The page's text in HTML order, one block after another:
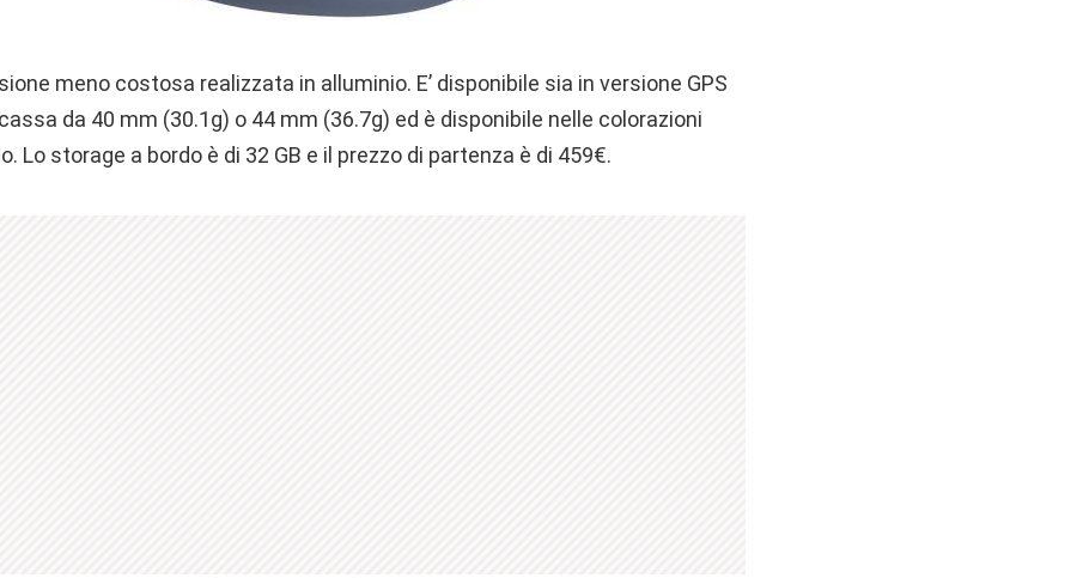
meno costosa realizzata in alluminio. E’ disponibile sia in versione GPS
da 40 mm (30.1g) o 44 mm (36.7g) ed è disponibile nelle colorazioni
Lo storage a bordo è di 32 GB e il prezzo di partenza è di 459€.